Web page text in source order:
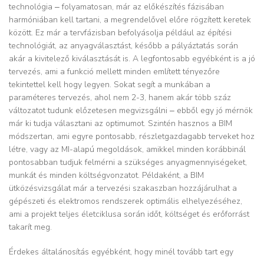
technológia ‒ folyamatosan, már az előkészítés fázisában
harmóniában kell tartani, a megrendelővel előre rögzített keretek
között. Ez már a tervfázisban befolyásolja például az építési
technológiát, az anyagválasztást, később a pályáztatás során
akár a kivitelező kiválasztását is. A legfontosabb egyébként is a jó
tervezés, ami a funkció mellett minden említett tényezőre
tekintettel kell hogy legyen. Sokat segít a munkában a
paraméteres tervezés, ahol nem 2-3, hanem akár több száz
változatot tudunk előzetesen megvizsgálni ‒ ebből egy jó mérnök
már ki tudja választani az optimumot. Szintén hasznos a BIM
módszertan, ami egyre pontosabb, részletgazdagabb terveket hoz
létre, vagy az MI-alapú megoldások, amikkel minden korábbinál
pontosabban tudjuk felmérni a szükséges anyagmennyiségeket,
munkát és minden költségvonzatot. Példaként, a BIM
ütközésvizsgálat már a tervezési szakaszban hozzájárulhat a
gépészeti és elektromos rendszerek optimális elhelyezéséhez,
ami a projekt teljes életciklusa során időt, költséget és erőforrást
takarít meg.
Érdekes általánosítás egyébként, hogy minél tovább tart egy